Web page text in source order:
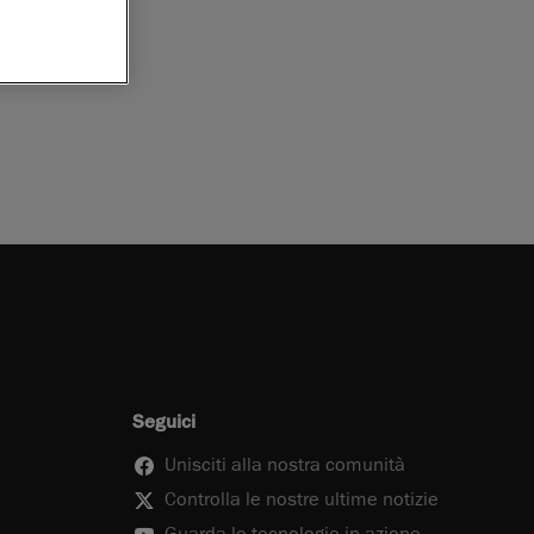
3D
Seguici
Unisciti alla nostra comunità
Controlla le nostre ultime notizie